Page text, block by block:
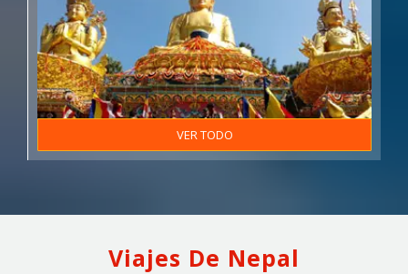
VER TODO
Viajes De Nepal